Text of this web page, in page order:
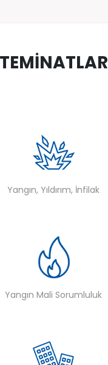
TEMİNATLAR
Yangın, Yıldırım, İnfilak
Yangın Mali Sorumluluk